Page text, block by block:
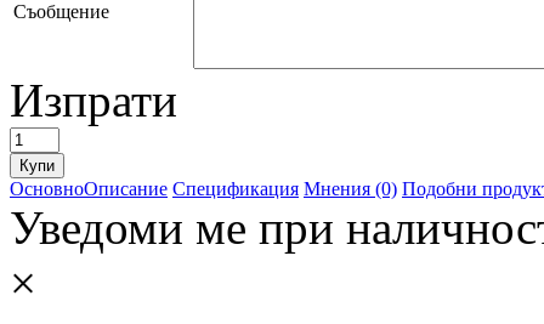
Съобщение
Изпрати
ОсновноОписание Спецификация Мнения (0) Подобни
Уведоми ме при
×